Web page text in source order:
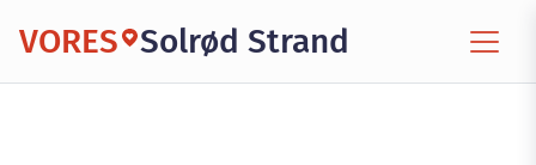
VORES Solrød Strand